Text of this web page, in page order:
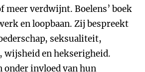
meer verdwijnt. Boelens’ boek
en loopbaan. Zij bespreekt
seksualiteit,
wijsheid en hekserigheid.
onder invloed van hun